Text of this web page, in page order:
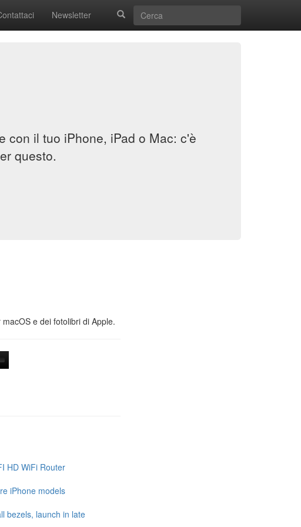
Newsletter
con il tuo iPhone, iPad o Mac: c'è
questo.
e dei fotolibri di Apple.
HD WiFi Router
iPhone models
bezels, launch in late